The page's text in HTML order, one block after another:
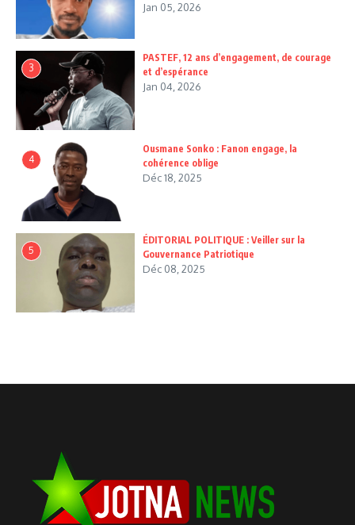
Jan 05, 2026
3
PASTEF, 12 ans d’engagement, de courage
et d’espérance
Jan 04, 2026
4
Ousmane Sonko : Fanon engage, la
cohérence oblige
Déc 18, 2025
5
ÉDITORIAL POLITIQUE : Veiller sur la
Gouvernance Patriotique
Déc 08, 2025